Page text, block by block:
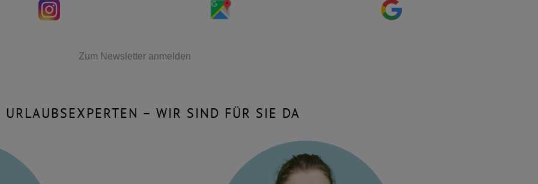
Zum Newsletter anmelden
URLAUBSEXPERTEN – WIR SIND FÜR SIE DA